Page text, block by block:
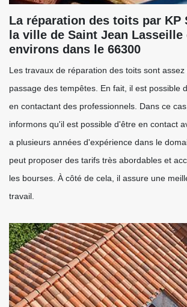
La réparation des toits par KP
la ville de Saint Jean Lasseille
environs dans le 66300
Les travaux de réparation des toits sont
passage des tempêtes. En fait, il est possible
en contactant des professionnels. Dans ce
informons qu'il est possible d'être en contact
a plusieurs années d'expérience dans le
peut proposer des tarifs très abordables et
les bourses. À côté de cela, il assure une
travail.